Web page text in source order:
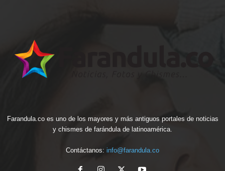
Farandula.co es uno de los mayores y más antiguos portales de noticias
y chismes de farándula de latinoamérica.
Contáctanos: info@farandula.co